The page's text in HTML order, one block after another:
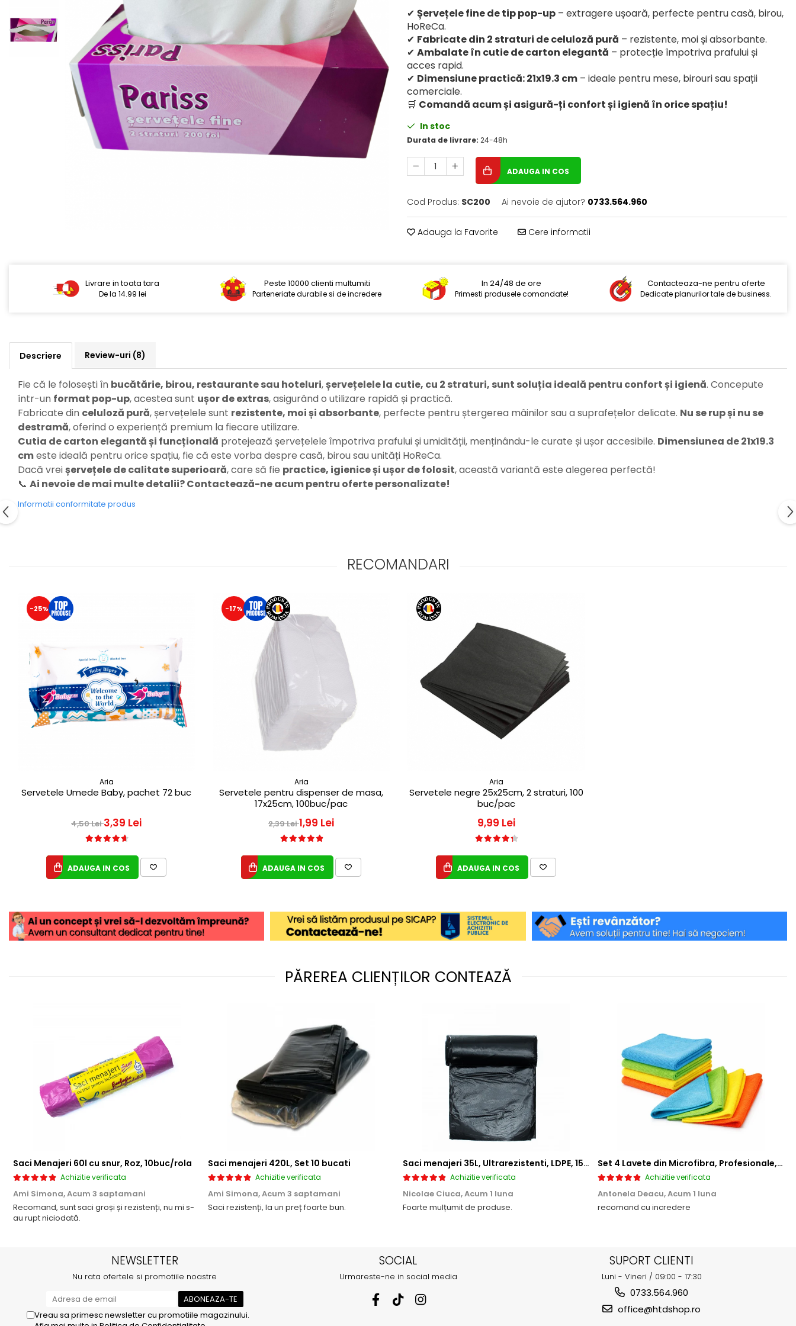
Intretinere masina de spalat
Insecticide si Capcane
Solutii desfundat tevi
✔ Șervețele fine de tip pop-up – extragere ușoară, perfecte pentru casă, birou,
HoReCa.
✔ Fabricate din 2 straturi de celuloză pură – rezistente, moi și absorbante.
✔ Ambalate în cutie de carton elegantă – protecție împotriva prafului și
acces rapid.
✔ Dimensiune practică: 21x19.3 cm – ideale pentru mese, birouri sau spații
comerciale.
🛒 Comandă acum și asigură-ți confort și igienă în orice spațiu!
In stoc
Durata de livrare: 24-48h
ADAUGA IN COS
Cod Produs: SC200 Ai nevoie de ajutor? 0733.564.960
Adauga la Favorite Cere informatii
Livrare in toata tara
De la 14.99 lei
Peste 10000 clienti multumiti
Parteneriate durabile si de incredere
In 24/48 de ore
Primesti produsele comandate!
Contacteaza-ne pentru oferte
Dedicate planurilor tale de business.
Descriere Review-uri (8)
Fie că le folosești în bucătărie, birou, restaurante sau hoteluri,șervețelele la cutie, cu 2 straturi, sunt soluția ideală pentru confort și igienă. Concepute
într-un format pop-up, acestea sunt ușor de extras, asigurând o utilizare rapidă și practică.
Fabricate din celuloză pură, șervețelele sunt rezistente, moi și absorbante, perfecte pentru ștergerea mâinilor sau a suprafețelor delicate. Nu se rup și nu se
destramă, oferind o experiență premium la fiecare utilizare.
Cutia de carton elegantă și funcțională protejează șervețelele împotriva prafului și umidității, menținându-le curate și ușor accesibile. Dimensiunea de 21x19.3
cmeste ideală pentru orice spațiu, fie că este vorba despre casă, birou sau unități HoReCa.
Dacă vreișervețele de calitate superioară, care să fie practice, igienice și ușor de folosit, această variantă este alegerea perfectă!
📞 Ai nevoie de mai multe detalii? Contactează-ne acum pentru oferte personalizate!
Informatii conformitate produs
RECOMANDARI
-25%
Aria
Servetele Umede Baby, pachet 72 buc
4,50 Lei3,39 Lei
ADAUGA IN COS
-17%
Aria
Servetele pentru dispenser de masa,
17x25cm, 100buc/pac
2,39 Lei1,99 Lei
ADAUGA IN COS
Aria
Servetele negre 25x25cm, 2 straturi, 100
buc/pac
9,99 Lei
ADAUGA IN COS
PĂREREA CLIENȚILOR CONTEAZĂ
Saci Menajeri 60l cu snur, Roz, 10buc/rola
Achizitie verificata
Ami Simona,Acum 3 saptamani
Recomand, sunt saci groși și rezistenți, nu mi s-
au rupt niciodată.
Saci menajeri 420L, Set 10 bucati
Achizitie verificata
Ami Simona,Acum 3 saptamani
Saci rezistenți, la un preț foarte bun.
Saci menajeri 35L, Ultrarezistenti, LDPE, 15 buc/rola
Achizitie verificata
Nicolae Ciuca,Acum 1 luna
Foarte mulțumit de produse.
Set 4 Lavete din Microfibra, Profesionale, 4 culori, 30x30cm
Achizitie verificata
Antonela Deacu,Acum 1 luna
recomand cu incredere
NEWSLETTER
Nu rata ofertele si promotiile noastre
Vreau sa primesc newsletter cu promotiile magazinului.
SOCIAL
Urmareste-ne in social media
SUPORT CLIENTI
Luni - Vineri / 09:00 - 17:30
0733.564.960
office@htdshop.ro